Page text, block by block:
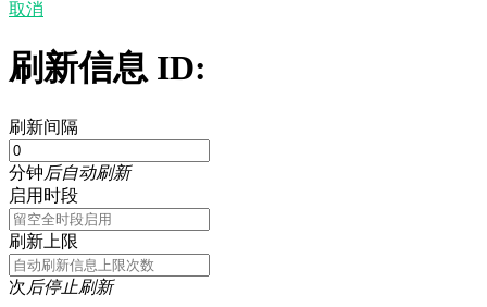
取消
刷新信息 ID:
刷新间隔
分钟后自动刷新
启用时段
刷新上限
次后停止刷新